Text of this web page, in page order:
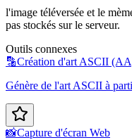
l'image téléversée et le
pas stockés sur le serveur.
Outils connexes
🔡Création d'art ASCII
Génère de l'art ASCII à
📸Capture d'écran Web